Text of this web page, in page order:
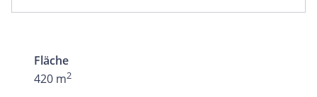
Fläche
420 m2